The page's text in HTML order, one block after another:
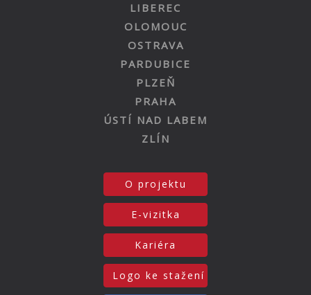
LIBEREC
OLOMOUC
OSTRAVA
PARDUBICE
PLZEŇ
PRAHA
ÚSTÍ NAD LABEM
ZLÍN
O projektu
E-vizitka
Kariéra
Logo ke stažení